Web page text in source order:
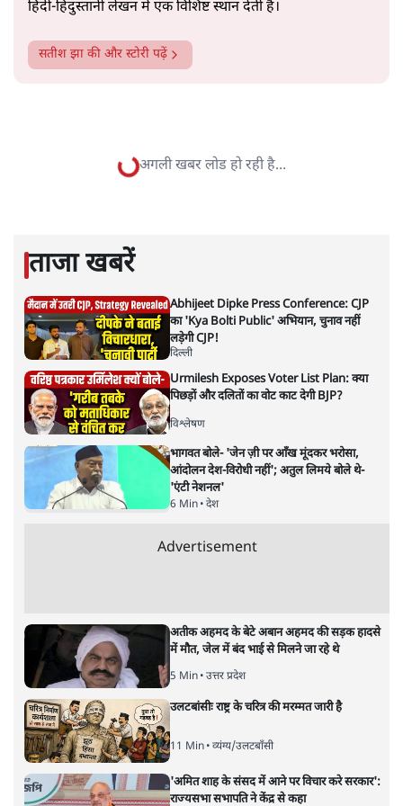
संस्कृति और भाषा पर उनकी दृष्टि गहरी और साफ़ है। उनकी शैली—
सरल भाषा में जटिल प्रश्नों को खोलने की—उन्हें आज के
नतीजों पर परदे डालता घोषणा प्रधान
बजट!
अनन्त मित्तल 1 FEB, 2026
अनन्त मित्तल
यह बजट नीतिगत नतीजों से ज़्यादा घोषणाओं पर टिका क्यों दिखता
है? आंकड़ों, ज़मीनी हकीकत और वादों के बीच घोषणा-प्रधान बजट
की आलोचनात्मक पड़ताल।
केंद्रीय वित्तमंत्री निर्मला सीतारमण द्वारासंसद में प्रस्तुत साल
2026—27 का केंद्रीय बजट बीजेपी और प्रधानमंत्री नरेंद्र मोदी
द्वारा साल 2014 में जारी घोषणा पत्र की तरह वायदों का पुलिंदा